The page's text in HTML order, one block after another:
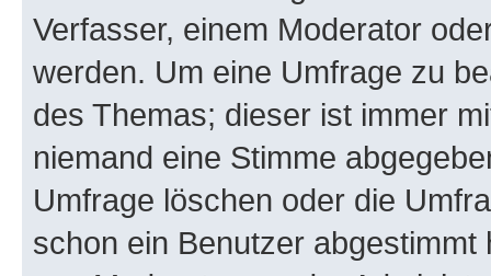
Verfasser, einem Moderator
werden. Um eine Umfrage zu
des Themas; dieser ist immer
niemand eine Stimme
Umfrage löschen oder die
schon ein Benutzer